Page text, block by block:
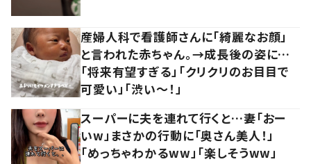
産婦人科で看護師さんに「綺麗なお顔」
と言われた赤ちゃん。→成長後の姿に…
「将来有望すぎる」「クリクリのお目目で
可愛い」「渋い～！」
スーパーに夫を連れて行くと…妻「おー
いw」まさかの行動に「奥さん美人！」
「めっちゃわかるww」「楽しそうww」